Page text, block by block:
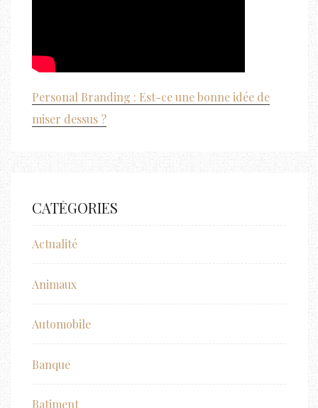
Personal Branding : Est-ce une bonne idée de
miser dessus ?
CATÉGORIES
Actualité
Animaux
Automobile
Banque
Batiment